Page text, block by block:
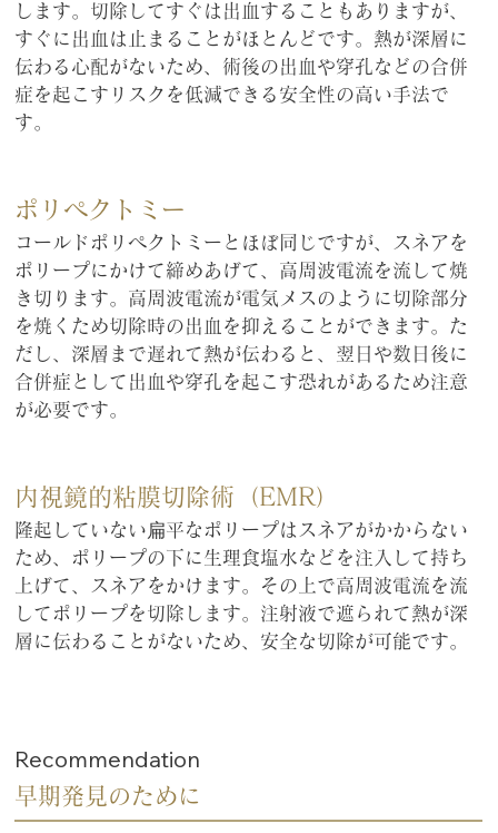
します。切除してすぐは出血することもありますが、
すぐに出血は止まることがほとんどです。熱が深層に
伝わる心配がないため、術後の出血や穿孔などの合併
症を起こすリスクを低減できる安全性の高い手法で
す。
ポリペクトミー
コールドポリペクトミーとほぼ同じですが、スネアを
ポリープにかけて締めあげて、高周波電流を流して焼
き切ります。高周波電流が電気メスのように切除部分
を焼くため切除時の出血を抑えることができます。た
だし、深層まで遅れて熱が伝わると、翌日や数日後に
合併症として出血や穿孔を起こす恐れがあるため注意
が必要です。
内視鏡的粘膜切除術（EMR）
隆起していない扁平なポリープはスネアがかからない
ため、ポリープの下に生理食塩水などを注入して持ち
上げて、スネアをかけます。その上で高周波電流を流
してポリープを切除します。注射液で遮られて熱が深
層に伝わることがないため、安全な切除が可能です。
Recommendation
早期発見のために